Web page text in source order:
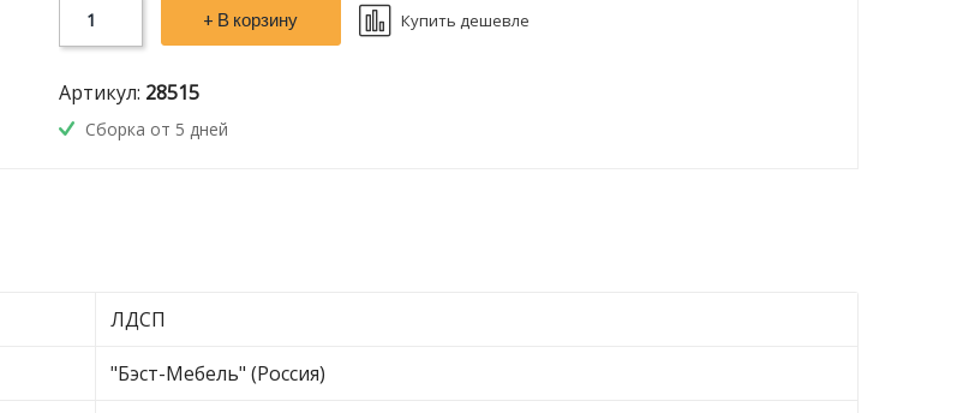
+ В корзину Купить дешевле
Артикул: 28515
Сборка от 5 дней
ЛДСП
"Бэст-Мебель" (Россия)